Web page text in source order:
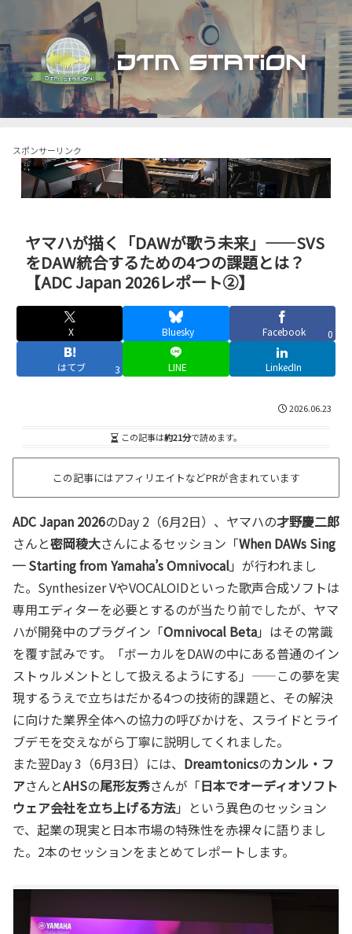
スポンサーリンク
ヤマハが描く「DAWが歌う未来」——SVS
をDAW統合するための4つの課題とは？
【ADC Japan 2026レポート②】
X Bluesky Facebook 0
はてブ 3 LINE LinkedIn
2026.06.23
この記事は約21分で読めます。
この記事にはアフィリエイトなどPRが含まれています
ADC Japan 2026のDay 2（6月2日）、ヤマハの才野慶二郎
さんと密岡稜大さんによるセッション「When DAWs Sing
─ Starting from Yamaha’s Omnivocal」が行われまし
た。Synthesizer VやVOCALOIDといった歌声合成ソフトは
専用エディターを必要とするのが当たり前でしたが、ヤマ
ハが開発中のプラグイン「Omnivocal Beta」はその常識
を覆す試みです。「ボーカルをDAWの中にある普通のイン
ストゥルメントとして扱えるようにする」——この夢を実
現するうえで立ちはだかる4つの技術的課題と、その解決
に向けた業界全体への協力の呼びかけを、スライドとライ
ブデモを交えながら丁寧に説明してくれました。
また翌Day 3（6月3日）には、 Dreamtonicsのカンル・フ
アさんとAHSの尾形友秀さんが「日本でオーディオソフト
ウェア会社を立ち上げる方法」という異色のセッション
で、起業の現実と日本市場の特殊性を赤裸々に語りまし
た。2本のセッションをまとめてレポートします。